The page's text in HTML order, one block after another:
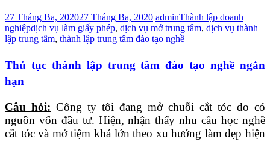
27 Tháng Ba, 202027 Tháng Ba, 2020 adminThành lập doanh
nghiệpdịch vụ làm giấy phép, dịch vụ mở trung tâm, dịch vụ thành
lập trung tâm, thành lập trung tâm đào tạo nghề
Thủ tục thành lập trung tâm đào tạo nghề ngắn
hạn
Câu hỏi: Công ty tôi đang mở chuỗi cắt tóc do có
nguồn vốn đầu tư. Hiện, nhận thấy nhu cầu học nghề
cắt tóc và mở tiệm khá lớn theo xu hướng làm đẹp hiện